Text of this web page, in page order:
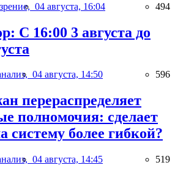
04 августа, 16:04 494
С 16:00 3 августа до
04 августа, 14:50 596
перераспределяет
полномочия: сделает
систему более гибкой?
04 августа, 14:45 519